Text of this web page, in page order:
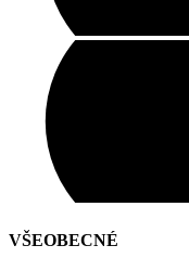
VŠEOBECNÉ